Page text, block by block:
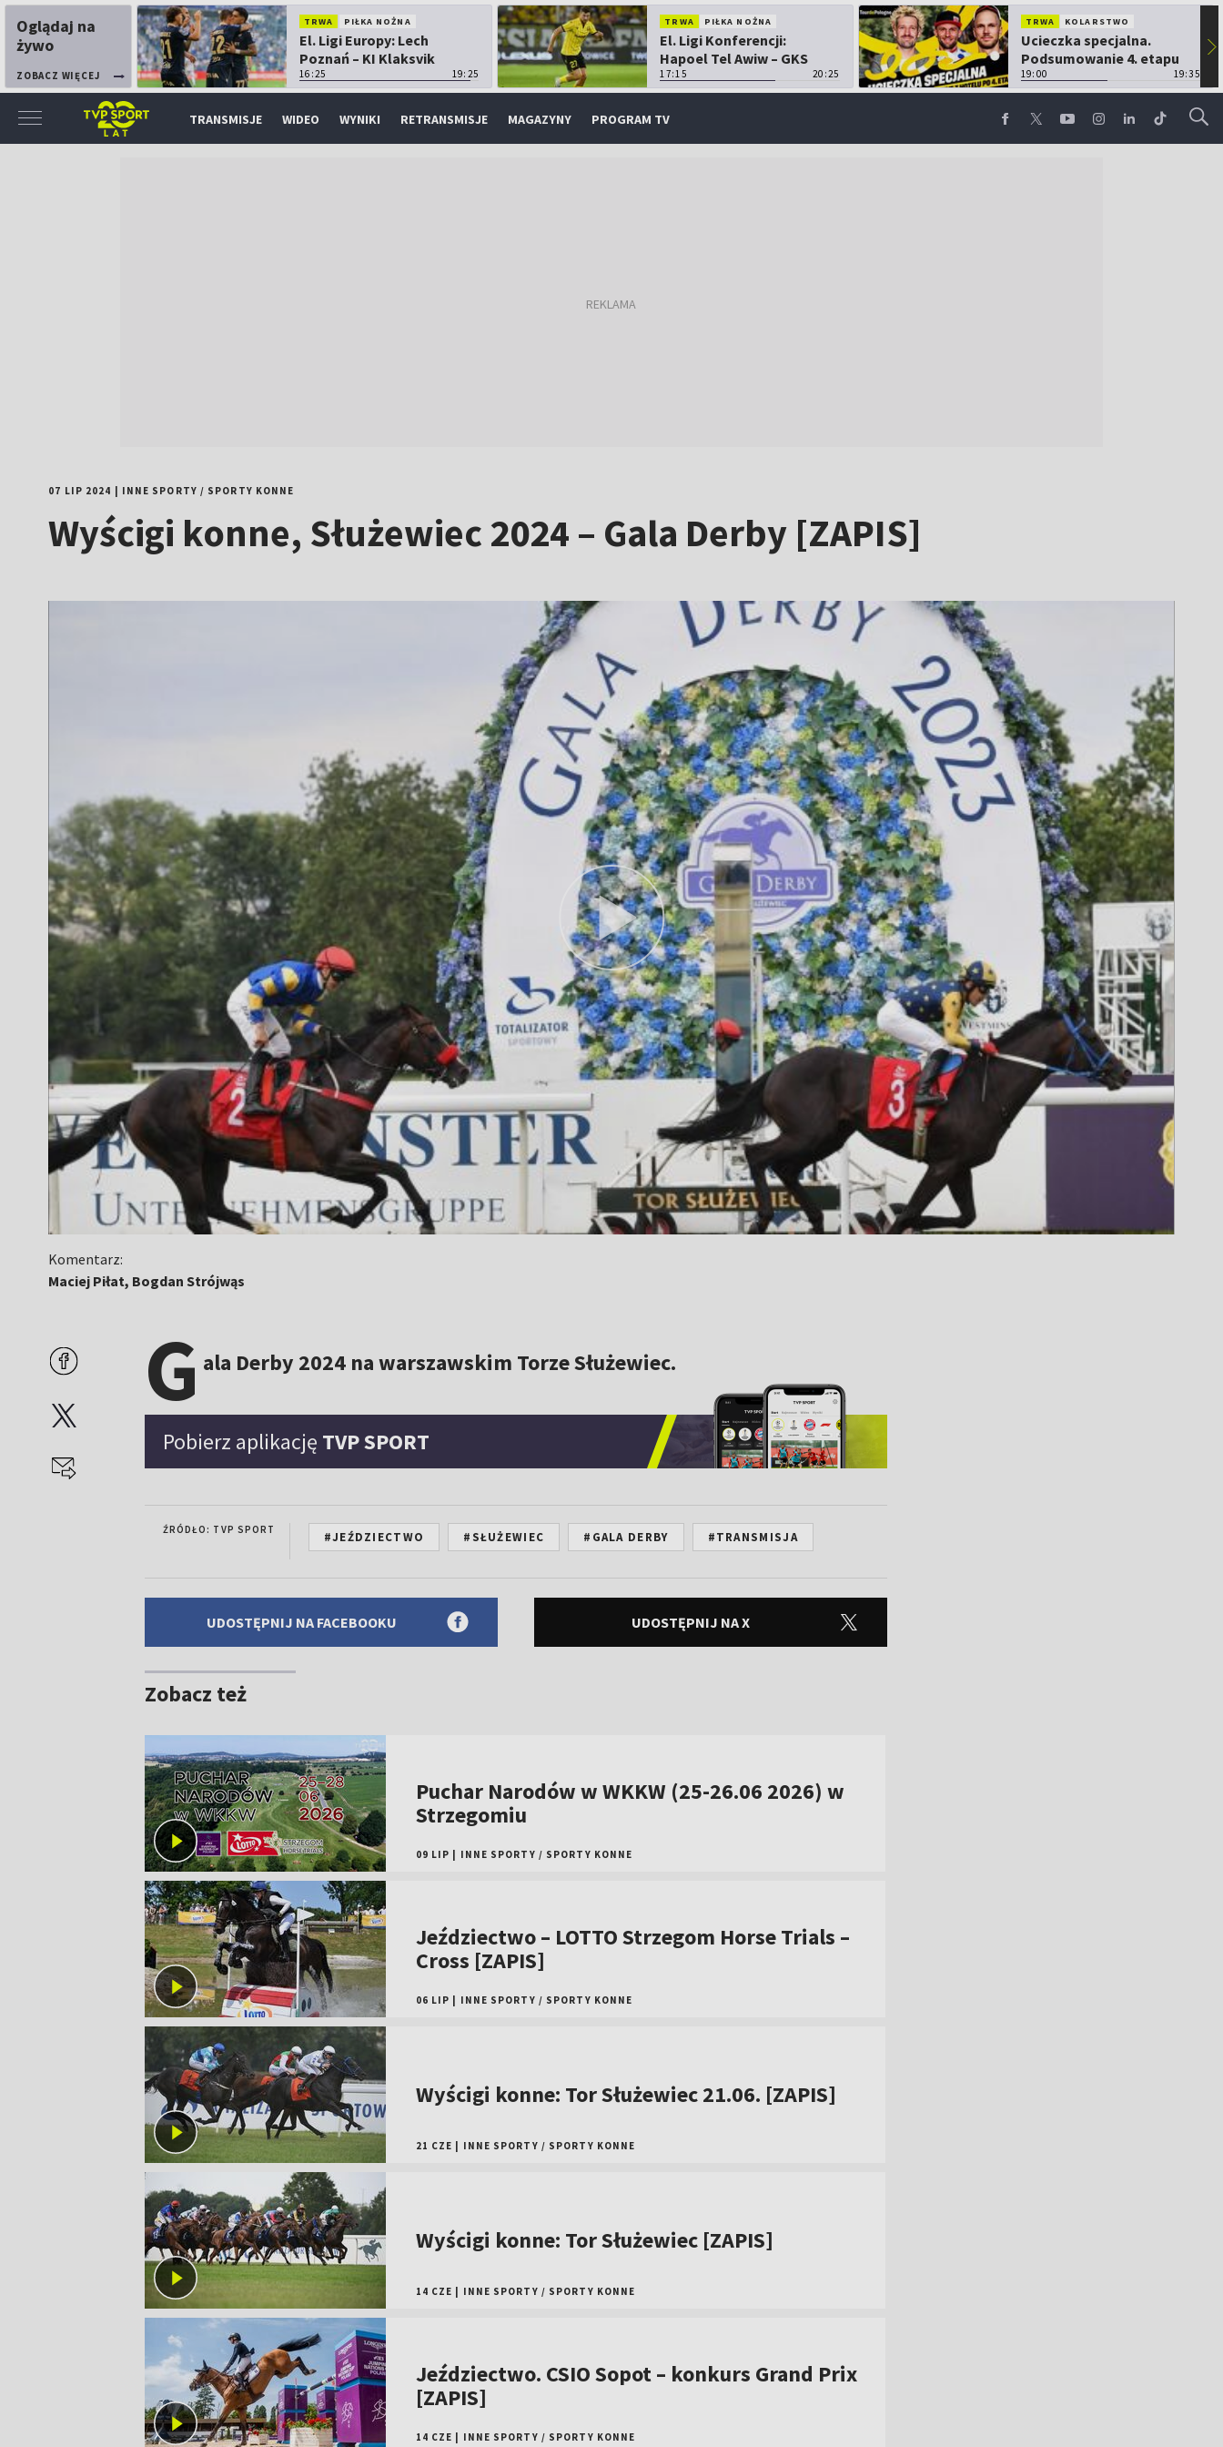
Oglądaj na
żywo
ZOBACZ WIĘCEJ
TRWA PIŁKA NOŻNA
El. Ligi Europy: Lech
Poznań – KI Klaksvik
16:25 19:25
TRWA PIŁKA NOŻNA
El. Ligi Konferencji:
Hapoel Tel Awiw – GKS
Katowice
17:15 20:25
TRWA KOLARSTWO
Ucieczka specjalna.
Podsumowanie 4. etapu
TdP
19:00 19:35
▶
TRANSMISJE WIDEO WYNIKI RETRANSMISJE MAGAZYNY PROGRAM TV
07 LIP 2024 INNE SPORTY / SPORTY KONNE
Wyścigi konne, Służewiec 2024 – Gala Derby [ZAPIS]
Komentarz:
Maciej Piłat, Bogdan Strójwąs
G ala Derby 2024 na warszawskim Torze Służewiec.
Pobierz aplikację TVP SPORT
ŹRÓDŁO: TVP SPORT #JEŹDZIECTWO #SŁUŻEWIEC #GALA DERBY #TRANSMISJA
UDOSTĘPNIJ NA FACEBOOKU UDOSTĘPNIJ NA X
Zobacz też
Puchar Narodów w WKKW (25-26.06 2026) w
Strzegomiu
09 LIP INNE SPORTY / SPORTY KONNE
Jeździectwo – LOTTO Strzegom Horse Trials –
Cross [ZAPIS]
06 LIP INNE SPORTY / SPORTY KONNE
Wyścigi konne: Tor Służewiec 21.06. [ZAPIS]
21 CZE INNE SPORTY / SPORTY KONNE
Wyścigi konne: Tor Służewiec [ZAPIS]
14 CZE INNE SPORTY / SPORTY KONNE
Jeździectwo. CSIO Sopot – konkurs Grand Prix
[ZAPIS]
14 CZE INNE SPORTY / SPORTY KONNE